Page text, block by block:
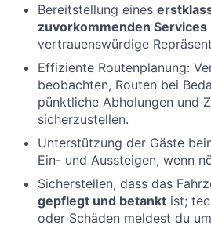
Bereitstellung eines
zuvorkommenden Services
vertrauenswürdige
Effiziente Routenplanung:
beobachten, Routen bei
pünktliche Abholungen und
sicherzustellen.
Unterstützung der Gäste
Ein- und Aussteigen, wenn
Sicherstellen, dass das
gepflegt und betankt ist;
oder Schäden meldest du